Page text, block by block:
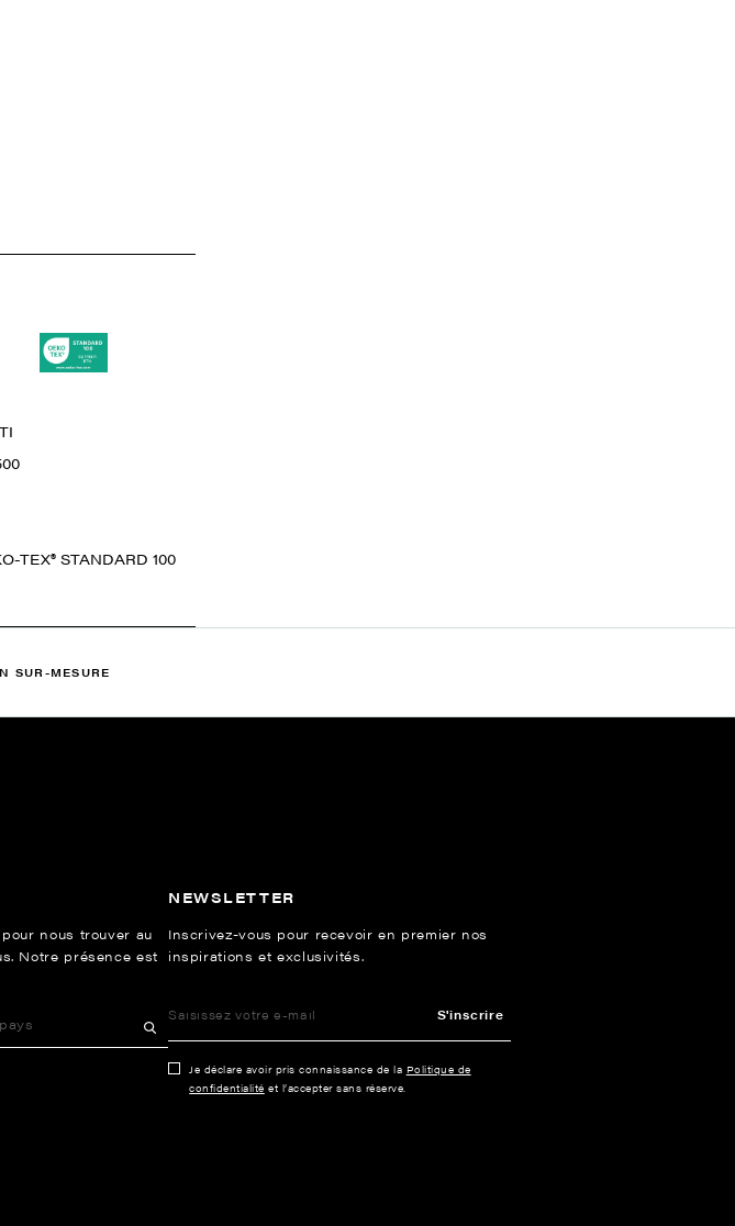
TEX® STANDARD 100
SUR-MESURE
nous trouver au
Notre présence est
NEWSLETTER
Inscrivez-vous pour recevoir en premier nos
inspirations et exclusivités.
S'inscrire
Je déclare avoir pris connaissance de la Politique de
confidentialité et l’accepter sans réserve.